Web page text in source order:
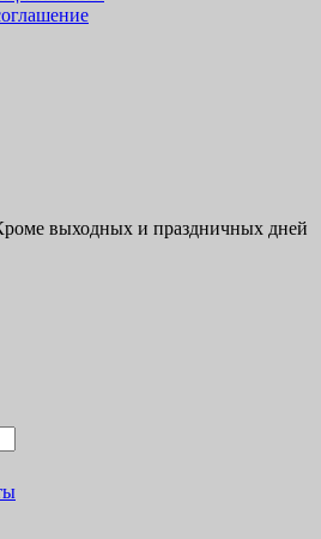
выходных и праздничных дней